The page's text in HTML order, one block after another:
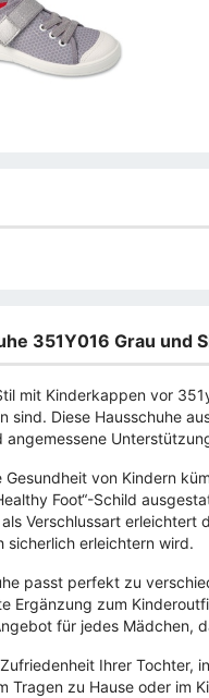
351Y016 Grau und
mit Kinderkappen vor
sind. Diese Hausschuhe
von Kindern
Foot“-Schild
Verschlussart erleichtert
sicherlich erleichtern wird.
passt perfekt zu
Ergänzung zum
für jedes Mädchen,
Ihrer Tochter,
Tragen zu Hause oder im